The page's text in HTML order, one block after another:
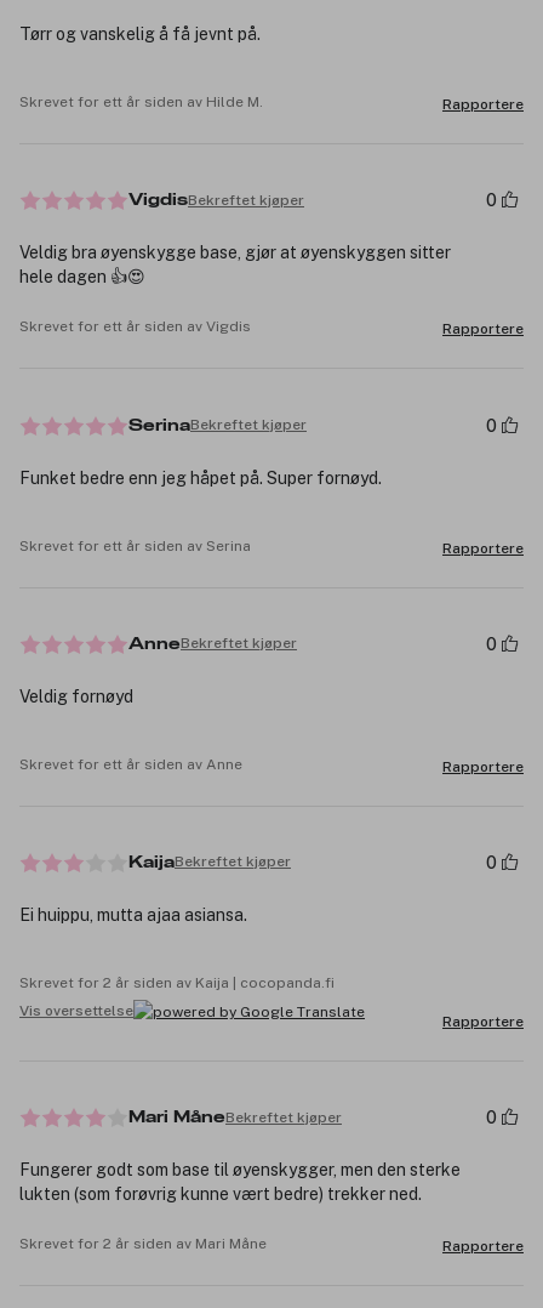
Tørr og vanskelig å få jevnt på.
Skrevet for ett år siden av Hilde M. Rapportere
VigdisBekreftet kjøper 0
Veldig bra øyenskygge base, gjør at øyenskyggen sitter
hele dagen 👍😍
Skrevet for ett år siden av Vigdis Rapportere
SerinaBekreftet kjøper 0
Funket bedre enn jeg håpet på. Super fornøyd.
Skrevet for ett år siden av Serina Rapportere
AnneBekreftet kjøper 0
Veldig fornøyd
Skrevet for ett år siden av Anne Rapportere
KaijaBekreftet kjøper 0
Ei huippu, mutta ajaa asiansa.
Skrevet for 2 år siden av Kaija | cocopanda.fi
Vis oversettelse
Rapportere
Mari MåneBekreftet kjøper 0
Fungerer godt som base til øyenskygger, men den sterke
lukten (som forøvrig kunne vært bedre) trekker ned.
Skrevet for 2 år siden av Mari Måne Rapportere